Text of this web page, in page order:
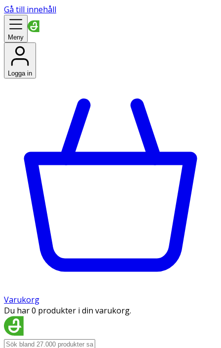
Gå till innehåll
Meny
Logga in
Varukorg
Du har 0 produkter i din varukorg.